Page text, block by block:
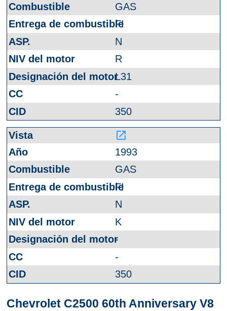
GAS
FI
N
R
L31
-
350
launch
1993
GAS
FI
N
K
-
-
350
Chevrolet C2500 60th Anniversary V8